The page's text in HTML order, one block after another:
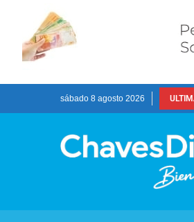
sábado 8 agosto 2026